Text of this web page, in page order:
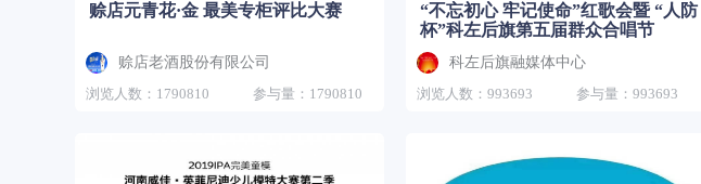
赊店元青花·金 最美专柜评比大赛
赊店老酒股份有限公司
浏览人数：1790810
参与量：1790810
“不忘初心 牢记使命”红歌会暨 “人防
杯”科左后旗第五届群众合唱节
科左后旗融媒体中心
浏览人数：993693
参与量：993693